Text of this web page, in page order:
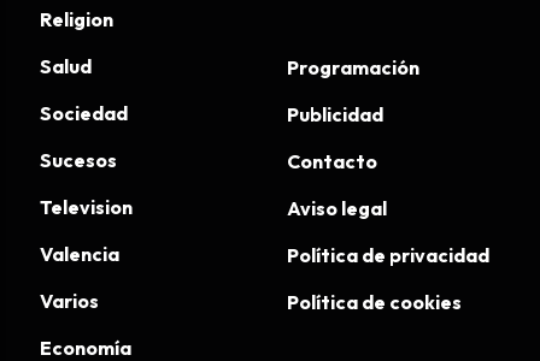
Religion
Salud
Sociedad
Sucesos
Television
Valencia
Varios
Economía
Programación
Publicidad
Contacto
Aviso legal
Política de privacidad
Política de cookies